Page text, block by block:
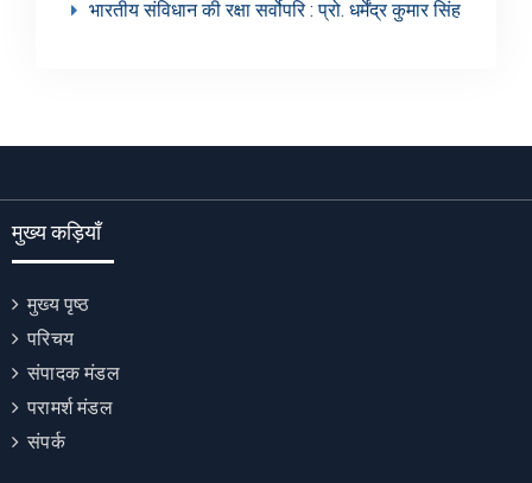
भारतीय संविधान की रक्षा सर्वोपरि : प्रो. धर्मेंद्र कुमार सिंह
मुख्य कड़ियाँ
मुख्य पृष्ठ
परिचय
संपादक मंडल
परामर्श मंडल
संपर्क